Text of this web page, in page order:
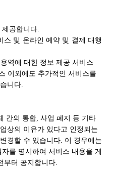
공합니다.
스 및 온라인 예약 및 결제 대행
역에 대한 정보 제공 서비스
이외에도 추가적인 서비스를
니다.
간의 통합, 사업 폐지 등 기타
상의 이유가 있다고 인정되는
경할 수 있습니다. 이 경우에는
를 명시하여 서비스 내용을 게
부터 공지합니다.